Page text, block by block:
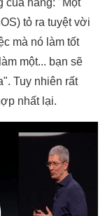
của hãng: "Một
tỏ ra tuyệt vời
mà nó làm tốt
một... bạn sẽ
Tuy nhiên rất
nhất lại.